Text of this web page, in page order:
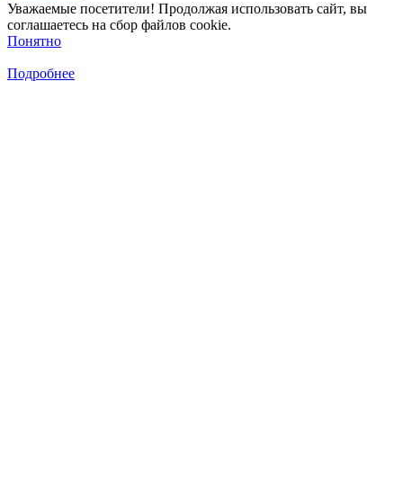
Уважаемые посетители! Продолжая использовать сайт, вы
соглашаетесь на сбор файлов cookie.
Понятно
Подробнее